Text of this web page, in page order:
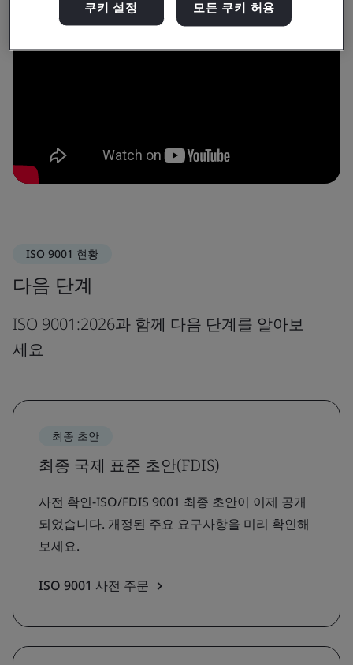
ISO 9001 현황
다음 단계
ISO 9001:2026과 함께 다음 단계를 알아보
세요
최종 초안
최종 국제 표준 초안(FDIS)
사전 확인-ISO/FDIS 9001 최종 초안이 이제 공개
되었습니다. 개정된 주요 요구사항을 미리 확인해
보세요.
ISO 9001 사전 주문
쿠키 설정 모든 쿠키 허용